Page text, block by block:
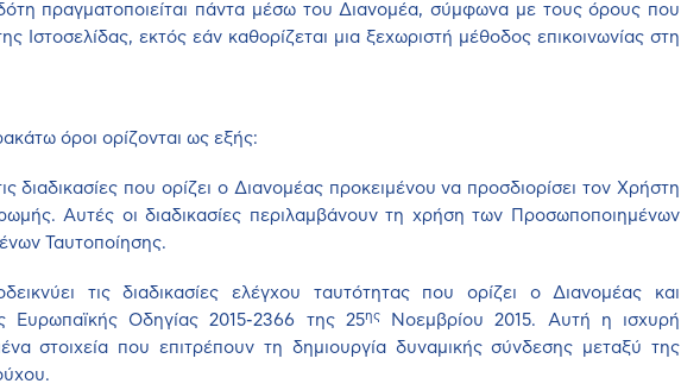
πραγματοποιείται πάντα μέσω του Διανομέα, σύμφωνα με τους όρους που
Ιστοσελίδας, εκτός εάν καθορίζεται μια ξεχωριστή μέθοδος επικοινωνίας στη
όροι ορίζονται ως εξής:
διαδικασίες που ορίζει ο Διανομέας προκειμένου να προσδιορίσει τον Χρήστη
Αυτές οι διαδικασίες περιλαμβάνουν τη χρήση των Προσωποποιημένων
Ταυτοποίησης.
τις διαδικασίες ελέγχου ταυτότητας που ορίζει ο Διανομέας και
Ευρωπαϊκής Οδηγίας 2015-2366 της 25ηςΝοεμβρίου 2015. Αυτή η ισχυρή
στοιχεία που επιτρέπουν τη δημιουργία δυναμικής σύνδεσης μεταξύ της